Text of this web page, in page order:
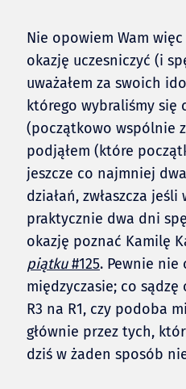
Nie opowiem Wam
okazję uczesniczyć (i
uważałem za swoich
którego wybraliśmy się
(początkowo wspólnie
podjąłem (które
jeszcze co najmniej
działań, zwłaszcza
praktycznie dwa dni
okazję poznać Kamilę
piątku#125. Pewnie nie
międzyczasie; co sądzę
R3 na R1, czy podoba
głównie przez tych,
dziś w żaden sposób